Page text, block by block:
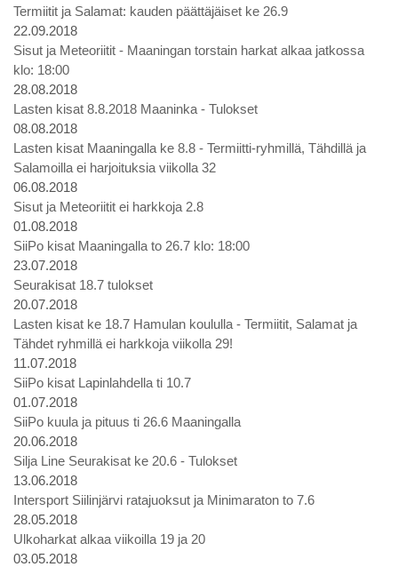
Termiitit ja Salamat: kauden päättäjäiset ke 26.9
22.09.2018
Sisut ja Meteoriitit - Maaningan torstain harkat alkaa jatkossa
klo: 18:00
28.08.2018
Lasten kisat 8.8.2018 Maaninka - Tulokset
08.08.2018
Lasten kisat Maaningalla ke 8.8 - Termiitti-ryhmillä, Tähdillä ja
Salamoilla ei harjoituksia viikolla 32
06.08.2018
Sisut ja Meteoriitit ei harkkoja 2.8
01.08.2018
SiiPo kisat Maaningalla to 26.7 klo: 18:00
23.07.2018
Seurakisat 18.7 tulokset
20.07.2018
Lasten kisat ke 18.7 Hamulan koululla - Termiitit, Salamat ja
Tähdet ryhmillä ei harkkoja viikolla 29!
11.07.2018
SiiPo kisat Lapinlahdella ti 10.7
01.07.2018
SiiPo kuula ja pituus ti 26.6 Maaningalla
20.06.2018
Silja Line Seurakisat ke 20.6 - Tulokset
13.06.2018
Intersport Siilinjärvi ratajuoksut ja Minimaraton to 7.6
28.05.2018
Ulkoharkat alkaa viikoilla 19 ja 20
03.05.2018